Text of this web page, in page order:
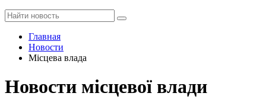
Главная
Новости
Місцева влада
Новости місцевої влади